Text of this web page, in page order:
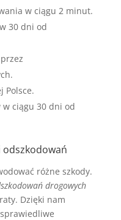
w ciągu 2 minut.
30 dni od
Polsce.
w ciągu 30 dni od
różne szkody.
drogowych
Dzięki nam